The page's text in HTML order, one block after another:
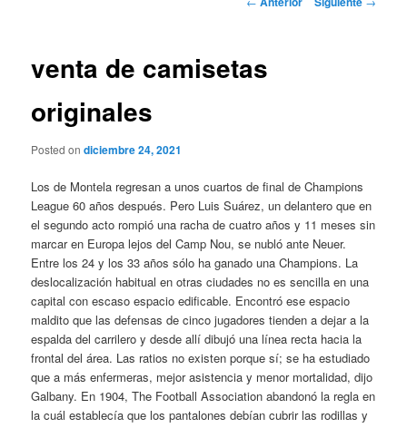
venta de camisetas
originales
Posted ondiciembre 24, 2021
Los de Montela regresan a unos cuartos de final de Champions
League 60 años después. Pero Luis Suárez, un delantero que en
el segundo acto rompió una racha de cuatro años y 11 meses sin
marcar en Europa lejos del Camp Nou, se nubló ante Neuer.
Entre los 24 y los 33 años sólo ha ganado una Champions. La
deslocalización habitual en otras ciudades no es sencilla en una
capital con escaso espacio edificable. Encontró ese espacio
maldito que las defensas de cinco jugadores tienden a dejar a la
espalda del carrilero y desde allí dibujó una línea recta hacia la
frontal del área. Las ­ratios no existen porque sí; se ha estudiado
que a más enfermeras, mejor asistencia y menor mortalidad, dijo
Galbany. En 1904, The Football Association abandonó la regla en
la cuál establecía que los pantalones debían cubrir las rodillas y